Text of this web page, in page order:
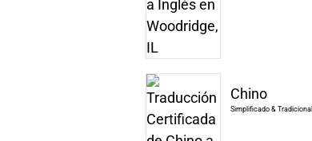
Chino
Simplificado & Tradicional